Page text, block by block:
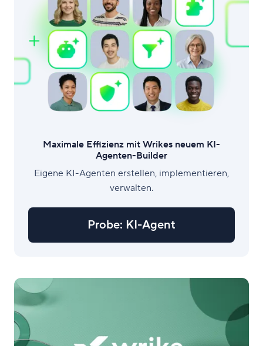
Maximale Effizienz mit Wrikes neuem KI-
Agenten-Builder
Eigene KI-Agenten erstellen, implementieren,
verwalten.
Probe: KI-Agent